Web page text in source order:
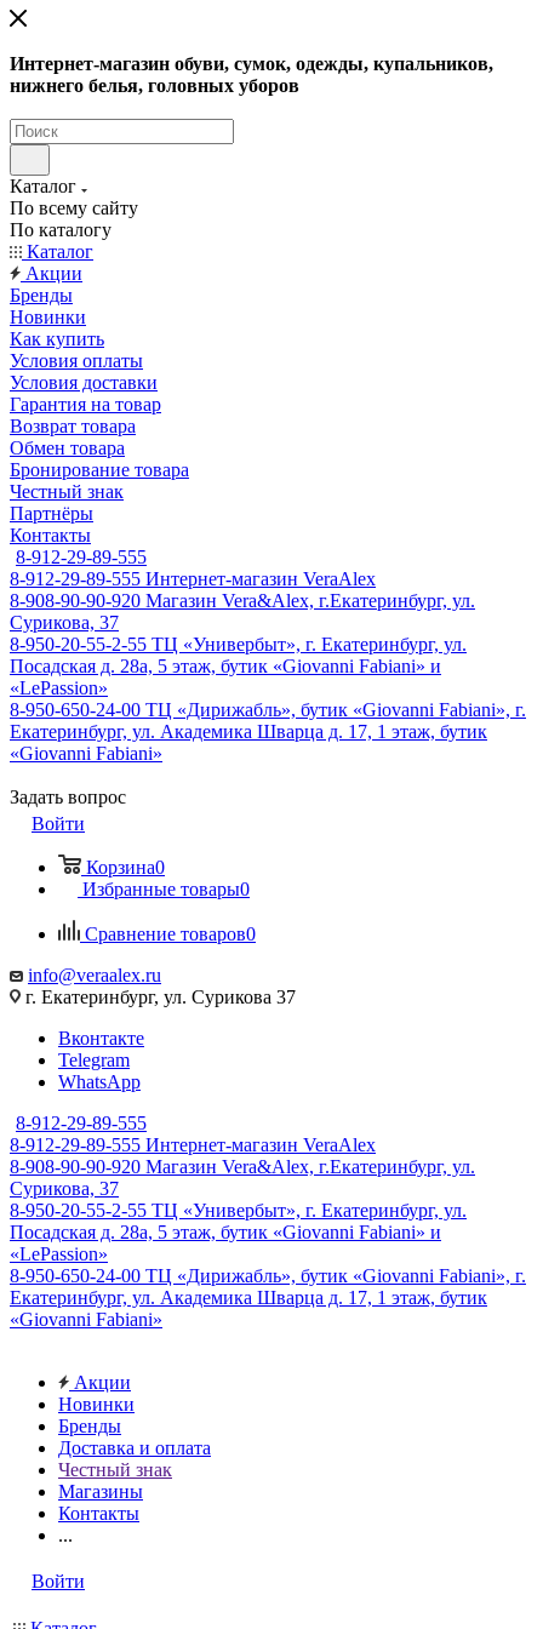
Интернет-магазин обуви, сумок, одежды, купальников,
нижнего белья, головных уборов
Каталог
По всему сайту
По каталогу
Каталог
Акции
Бренды
Новинки
Как купить
Условия оплаты
Условия доставки
Гарантия на товар
Возврат товара
Обмен товара
Бронирование товара
Честный знак
Партнёры
Контакты
8-912-29-89-555
8-912-29-89-555 Интернет-магазин VeraAlex
8-908-90-90-920 Магазин Vera&Alex, г.Екатеринбург, ул.
Сурикова, 37
8-950-20-55-2-55 ТЦ «Универбыт», г. Екатеринбург, ул.
Посадская д. 28а, 5 этаж, бутик «Giovanni Fabiani» и
«LePassion»
8-950-650-24-00 ТЦ «Дирижабль», бутик «Giovanni Fabiani», г.
Екатеринбург, ул. Академика Шварца д. 17, 1 этаж, бутик
«Giovanni Fabiani»
Задать вопрос
Войти
Корзина0
Избранные товары0
Сравнение товаров0
info@veraalex.ru
г. Екатеринбург, ул. Сурикова 37
Вконтакте
Telegram
WhatsApp
8-912-29-89-555
8-912-29-89-555 Интернет-магазин VeraAlex
8-908-90-90-920 Магазин Vera&Alex, г.Екатеринбург, ул.
Сурикова, 37
8-950-20-55-2-55 ТЦ «Универбыт», г. Екатеринбург, ул.
Посадская д. 28а, 5 этаж, бутик «Giovanni Fabiani» и
«LePassion»
8-950-650-24-00 ТЦ «Дирижабль», бутик «Giovanni Fabiani», г.
Екатеринбург, ул. Академика Шварца д. 17, 1 этаж, бутик
«Giovanni Fabiani»
Акции
Новинки
Бренды
Доставка и оплата
Честный знак
Магазины
Контакты
...
Войти